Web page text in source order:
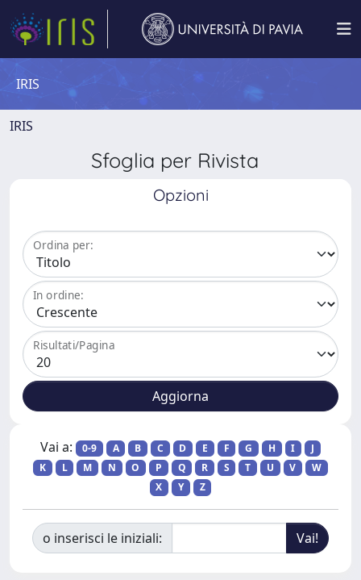
IRIS
IRIS
Sfoglia per Rivista
Opzioni
Ordina per:
In ordine:
Risultati/Pagina
Vai a: 0-9 A B C D E F G H I
J
K
L M N O P Q R S T U V
W
X
Y Z
o inserisci le iniziali: